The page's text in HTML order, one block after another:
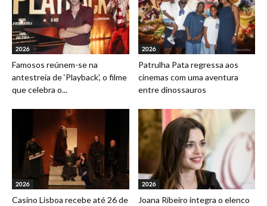
2026
Famosos reúnem-se na
antestreia de ‘Playback’, o filme
que celebra o...
2026
Patrulha Pata regressa aos
cinemas com uma aventura
entre dinossauros
2026
Casino Lisboa recebe até 26 de
2026
Joana Ribeiro integra o elenco